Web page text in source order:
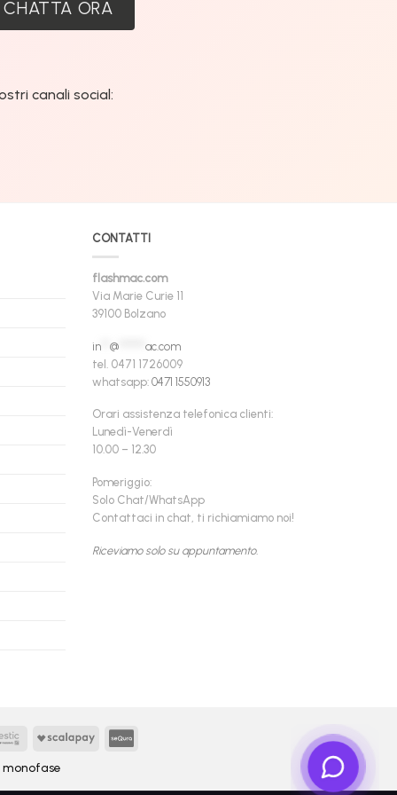
CHATTA ORA
canali social:
CONTATTI
flashmac.com
Via Marie Curie 11
39100 Bolzano
in** @****** ac.com
tel. 0471 1726009
whatsapp: 0471 1550913
Orari assistenza telefonica clienti:
Lunedì-Venerdì
10.00 – 12.30
Pomeriggio:
Solo Chat/WhatsApp
Contattaci in chat, ti richiamiamo noi!
Riceviamo solo su appuntamento.
FindomesticScalapay
monofase